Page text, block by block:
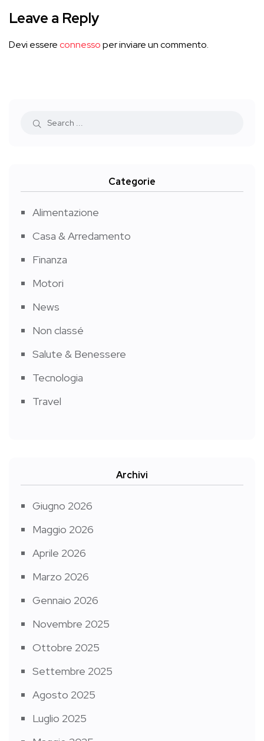
Leave a Reply
Devi essereconnessoper inviare un commento.
Categorie
Alimentazione
Casa & Arredamento
Finanza
Motori
News
Non classé
Salute & Benessere
Tecnologia
Travel
Archivi
Giugno 2026
Maggio 2026
Aprile 2026
Marzo 2026
Gennaio 2026
Novembre 2025
Ottobre 2025
Settembre 2025
Agosto 2025
Luglio 2025